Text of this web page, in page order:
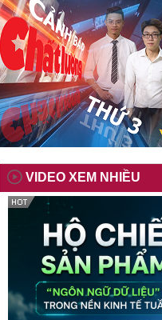
VIDEO XEM NHIỀU